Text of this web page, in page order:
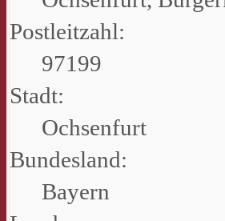
Postleitzahl:
97199
Stadt:
Ochsenfurt
Bundesland:
Bayern